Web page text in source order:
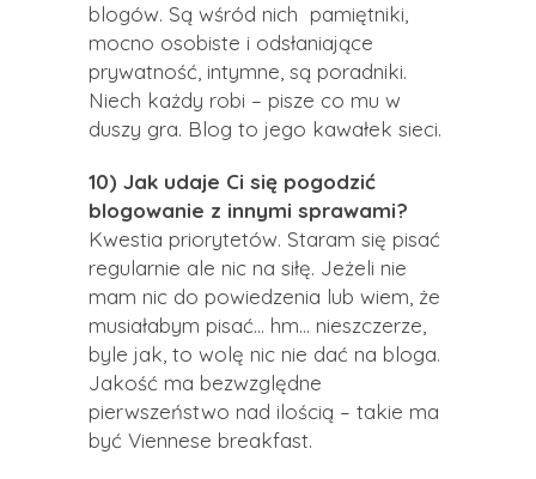
blogów. Są wśród nich pamiętniki,
mocno osobiste i odsłaniające
prywatność, intymne, są poradniki.
Niech każdy robi – pisze co mu w
duszy gra. Blog to jego kawałek sieci.
10) Jak udaje Ci się pogodzić
blogowanie z innymi sprawami?
Kwestia priorytetów. Staram się pisać
regularnie ale nic na siłę. Jeżeli nie
mam nic do powiedzenia lub wiem, że
musiałabym pisać… hm… nieszczerze,
byle jak, to wolę nic nie dać na bloga.
Jakość ma bezwzględne
pierwszeństwo nad ilością – takie ma
być Viennese breakfast.